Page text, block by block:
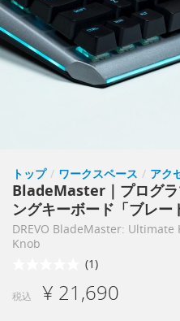
トップ / ワークスペース / アク
BladeMaster｜プログラ
ングキーボード「ブレー
DREVO BladeMaster:
Knob
(1)
税込 ¥ 21,690